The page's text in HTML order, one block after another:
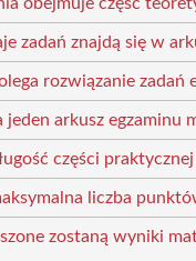
zadań znajdą się w
rozwiązanie zadań
jeden arkusz
części
liczba
zostaną wyniki